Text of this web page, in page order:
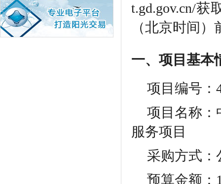
t.gd.gov.cn/获
（北京时间
一、项目基本
项目编号：
项目名称：
服务项目
采购方式：
预算金额：